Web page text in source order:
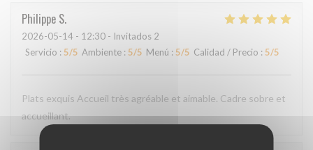
Philippe S
2026-05-14 - 12:30 - Invitados 2
Servicio : 5/5 Ambiente : 5/5 Menú : 5/5 Calidad / Precio : 5/5
Plats exquis Accueil très agréable et aimable. Cadre sobre et
accueillant.